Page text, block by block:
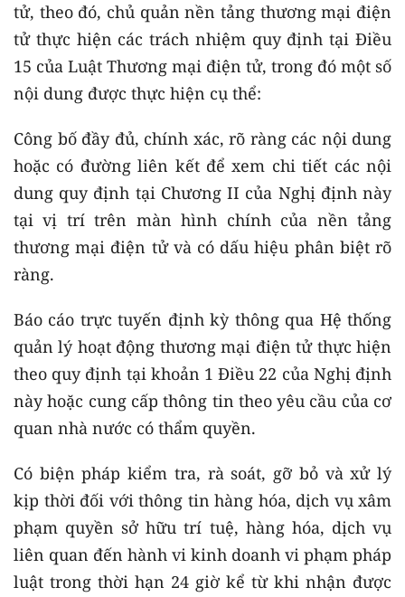
tử, theo đó, chủ quản nền tảng thương mại điện
tử thực hiện các trách nhiệm quy định tại Điều
15 của Luật Thương mại điện tử, trong đó một số
nội dung được thực hiện cụ thể:
Công bố đầy đủ, chính xác, rõ ràng các nội dung
hoặc có đường liên kết để xem chi tiết các nội
dung quy định tại Chương II của Nghị định này
tại vị trí trên màn hình chính của nền tảng
thương mại điện tử và có dấu hiệu phân biệt rõ
ràng.
Báo cáo trực tuyến định kỳ thông qua Hệ thống
quản lý hoạt động thương mại điện tử thực hiện
theo quy định tại khoản 1 Điều 22 của Nghị định
này hoặc cung cấp thông tin theo yêu cầu của cơ
quan nhà nước có thẩm quyền.
Có biện pháp kiểm tra, rà soát, gỡ bỏ và xử lý
kịp thời đối với thông tin hàng hóa, dịch vụ xâm
phạm quyền sở hữu trí tuệ, hàng hóa, dịch vụ
liên quan đến hành vi kinh doanh vi phạm pháp
luật trong thời hạn 24 giờ kể từ khi nhận được